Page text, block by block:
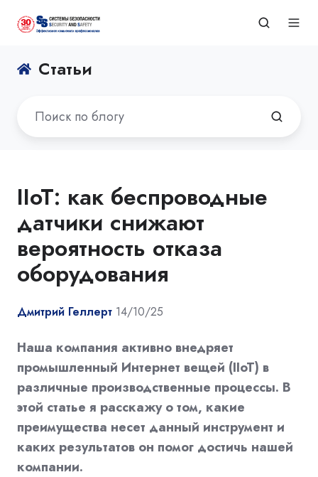
Статьи
IIoT: как беспроводные
датчики снижают
вероятность отказа
оборудования
Дмитрий Геллерт 14/10/25
Наша компания активно внедряет
промышленный Интернет вещей (IIoT) в
различные производственные процессы. В
этой статье я расскажу о том, какие
преимущества несет данный инструмент и
каких результатов он помог достичь нашей
компании.